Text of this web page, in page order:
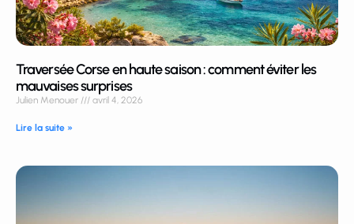
Traversée Corse en haute saison : comment éviter les
mauvaises surprises
Julien Menouer avril 4, 2026
Lire la suite »